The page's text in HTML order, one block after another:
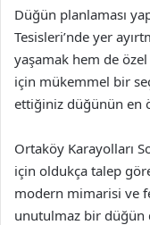
Düğün planlaması
Tesisleri’nde yer
yaşamak hem de özel
için mükemmel bir
ettiğiniz düğünün en
Ortaköy Karayolları
için oldukça talep
modern mimarisi ve
unutulmaz bir düğün